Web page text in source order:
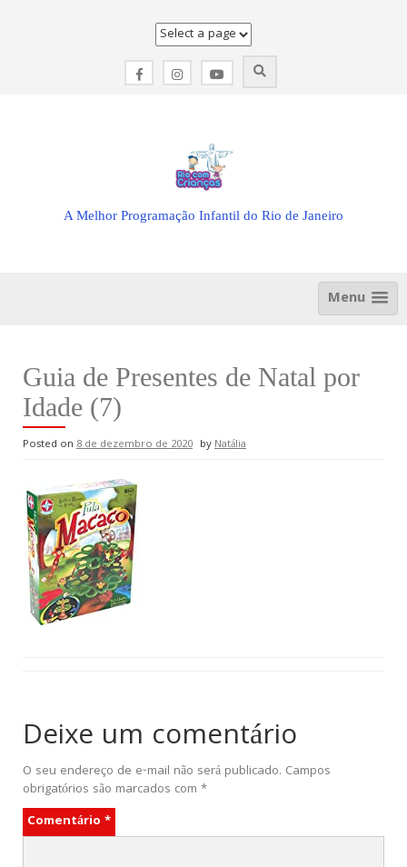
A Melhor Programação Infantil do Rio de Janeiro
Menu
Guia de Presentes de Natal por
Idade (7)
Posted on 8 de dezembro de 2020 byNatália
Deixe um comentário
O seu endereço de e-mail não será publicado. Campos
obrigatórios são marcados com *
Comentário *